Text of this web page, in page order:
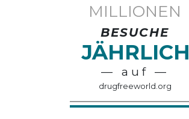
MILLIONEN
BESUCHE
JÄHRLICH
— auf —
drugfreeworld.org